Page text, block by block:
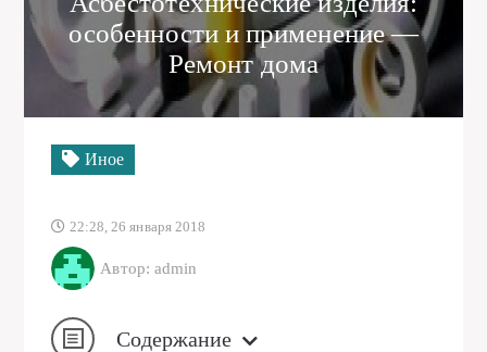
особенности и применение —
Ремонт дома
Иное
22:28, 26 января 2018
Автор: admin
Содержание